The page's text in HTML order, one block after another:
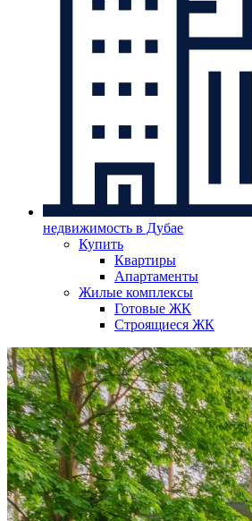
недвижимость в Дубае
Купить
Квартиры
Апартаменты
Жилые комплексы
Готовые ЖК
Строящиеся ЖК